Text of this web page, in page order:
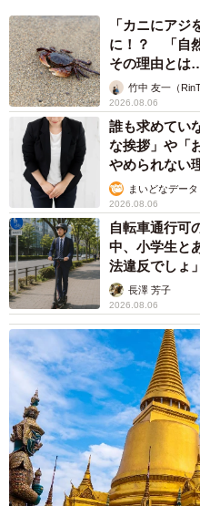
「カニにアジ
に！？ 「自
その理由とは
竹中 友一（
2026.08.06
誰も求めてい
な挨拶」や「
やめられない
まいどなデータ
2026.08.06
自転車通行可
中、小学生と
法違反でしょ
説】長澤 芳子
2026.08.06